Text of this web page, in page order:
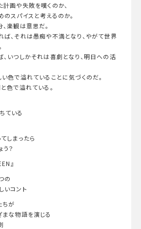
画や失敗を嘆くのか、
スパイスと考えるのか。
楽観は意思だ。
、それは愚痴や不満となり、やがて世界
いつしかそれは喜劇となり、明日への活
色で溢れていることに気づくのだ。
色で溢れている。
ている
しまったら
う？
』
の
いコント
ちが
な物語を演じる